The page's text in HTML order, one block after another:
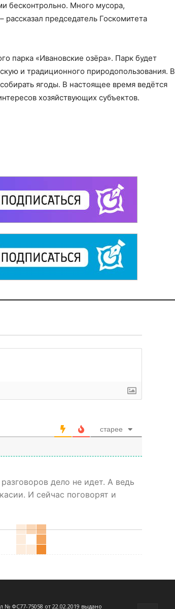
бесконтрольно. Много мусора,
председатель Госкомитета
парка «Ивановские озёра». Парк будет
и традиционного природопользования. В
ягоды. В настоящее время ведётся
хозяйствующих субъектов.
старее
дело не идет. А ведь
И сейчас поговорят и
№ ФС77-75058 от 22.02.2019 выдано